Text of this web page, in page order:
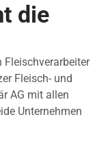
die
Fleischverarbeiter
Fleisch- und
AG mit allen
Unternehmen